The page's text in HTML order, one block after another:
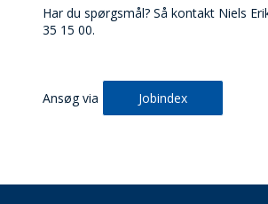
Har du spørgsmål? Så kontakt Niels
35 15 00.
Ansøg via Jobindex